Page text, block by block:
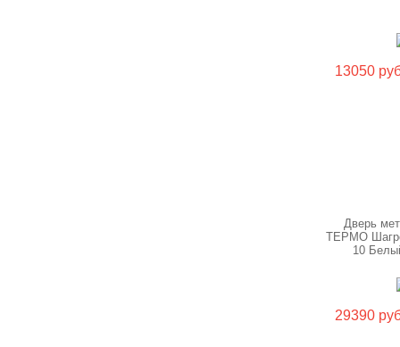
13050
Дверь
ТЕРМО
10
29390